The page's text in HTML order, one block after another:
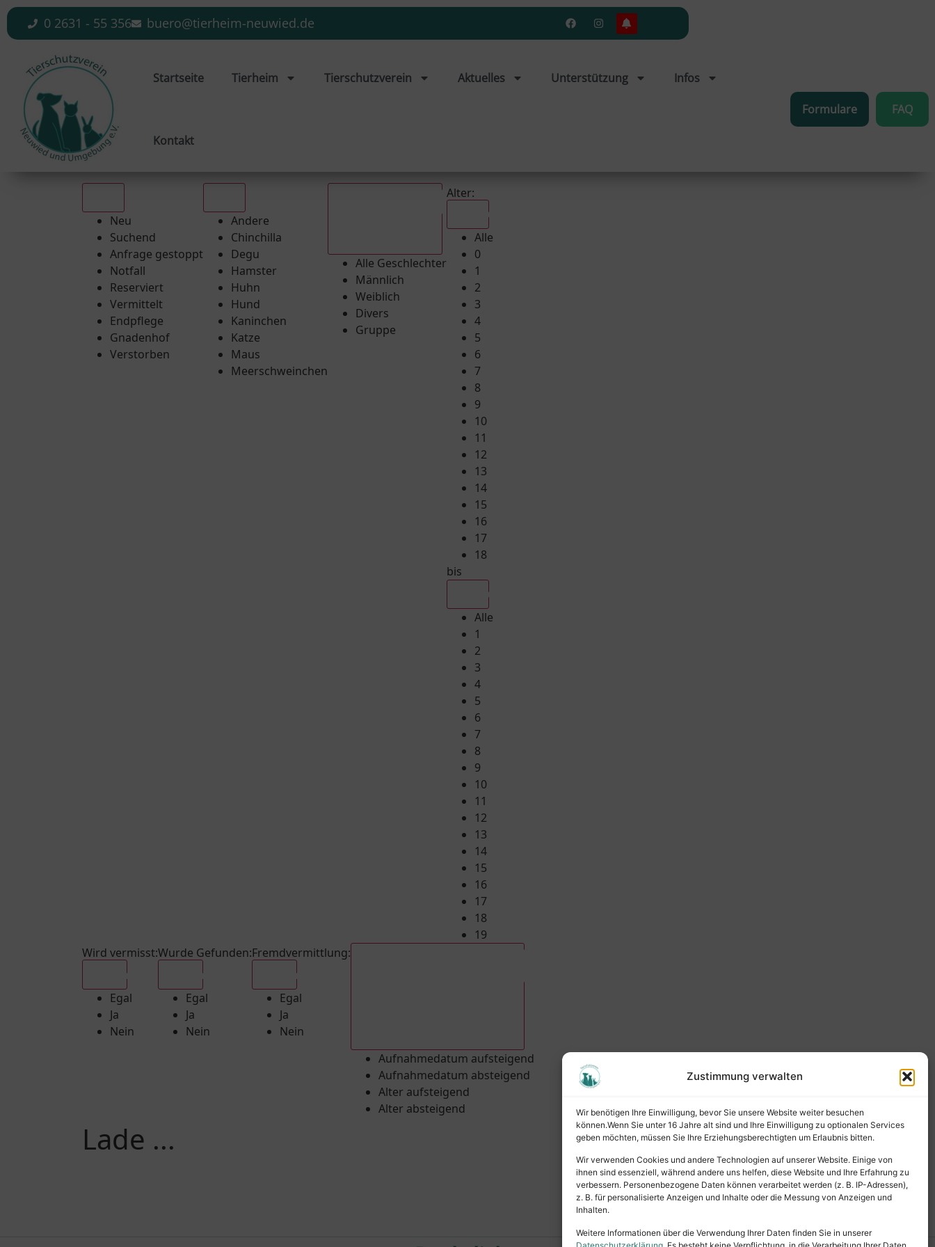
Zustimmung verwalten
Wir benötigen Ihre Einwilligung, bevor Sie unsere Website weiter besuchen
können.Wenn Sie unter 16 Jahre alt sind und Ihre Einwilligung zu optionalen Services
geben möchten, müssen Sie Ihre Erziehungsberechtigten um Erlaubnis bitten.
Wir verwenden Cookies und andere Technologien auf unserer Website. Einige von
ihnen sind essenziell, während andere uns helfen, diese Website und Ihre Erfahrung zu
verbessern. Personenbezogene Daten können verarbeitet werden (z. B. IP-Adressen),
z. B. für personalisierte Anzeigen und Inhalte oder die Messung von Anzeigen und
Inhalten.
Weitere Informationen über die Verwendung Ihrer Daten finden Sie in unserer
0 2631 - 55 356 buero@tierheim-neuwied.de
Startseite Tierheim Tierschutzverein Aktuelles Unterstützung Infos
Kontakt
Formulare FAQ
Neu
Suchend
Anfrage gestoppt
Notfall
Reserviert
Vermittelt
Endpflege
Gnadenhof
Verstorben
Andere
Chinchilla
Degu
Hamster
Huhn
Hund
Kaninchen
Katze
Maus
Meerschweinchen
Alle Geschlechter
Männlich
Weiblich
Divers
Gruppe
Alter:
Alle
0
1
2
3
4
5
6
7
8
9
10
11
12
13
14
15
16
17
18
bis
Alle
1
2
3
4
5
6
7
8
9
10
11
12
13
14
15
16
17
18
19
Wird vermisst:
Egal
Ja
Nein
Wurde Gefunden:
Egal
Ja
Nein
Fremdvermittlung:
Egal
Ja
Nein
Aufnahmedatum aufsteigend
Aufnahmedatum absteigend
Alter aufsteigend
Alter absteigend
Lade ...